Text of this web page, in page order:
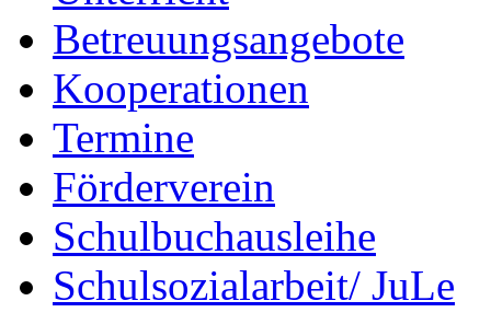
Betreuungsangebote
Kooperationen
Termine
Förderverein
Schulbuchausleihe
Schulsozialarbeit/ JuLe